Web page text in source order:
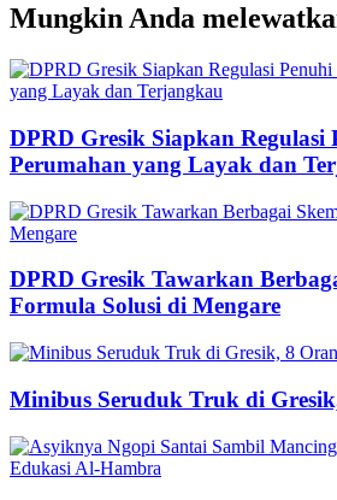
Mungkin Anda
DPRD Gresik Siapkan Regulasi
Perumahan yang Layak dan
DPRD Gresik Tawarkan
Formula Solusi di Mengare
Minibus Seruduk Truk di